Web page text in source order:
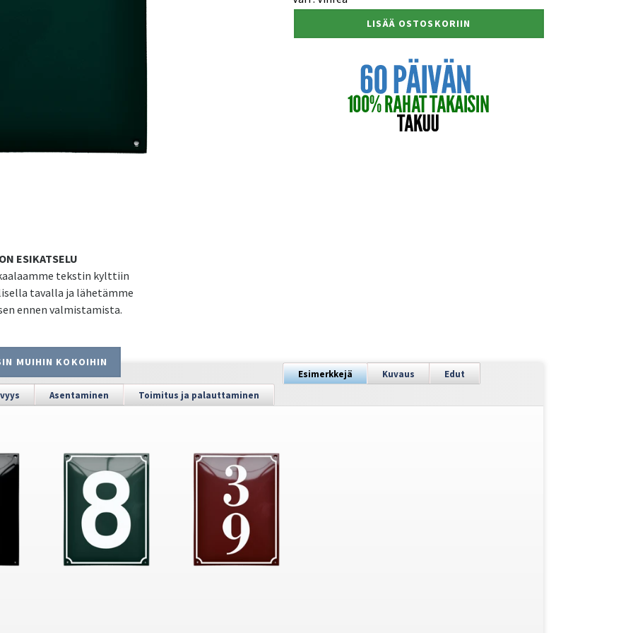
ESIKATSELU
tekstin kylttiin
tavalla ja lähetämme
ennen valmistamista.
MUIHIN KOKOIHIN
LISÄÄ OSTOSKORIIN
Esimerkkejä Kuvaus
Edut
Asentaminen Toimitus ja palauttaminen